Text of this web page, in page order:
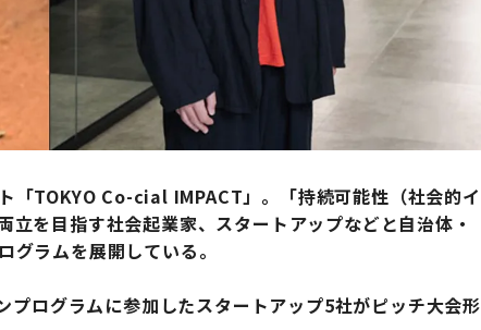
「TOKYO Co-cial IMPACT」。
「持続可能性（社会的イ
を目指す社会起業家、スタートアップなどと自治体・
ラムを展開している。
ログラムに参加したスタートアップ5社がピッチ大会形